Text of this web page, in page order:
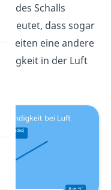
des Schalls
dass sogar
eine andere
in der Luft